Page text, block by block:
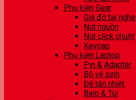
Phụ kiện Gear
Giá đỡ tai nghe
Nút nguồn
Nút click chuột
Keycap
Phụ kiện Laptop
Pin & Adapter
Bộ vệ sinh
Đế tản nhiệt
Balo & Túi